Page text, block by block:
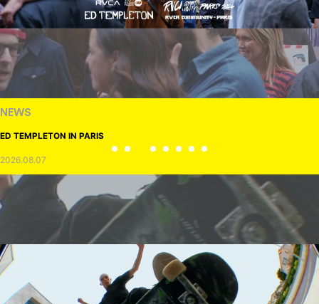
NEWS
ED TEMPLETON IN PARIS
2026.08.07